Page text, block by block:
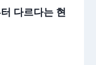
다르다는 현